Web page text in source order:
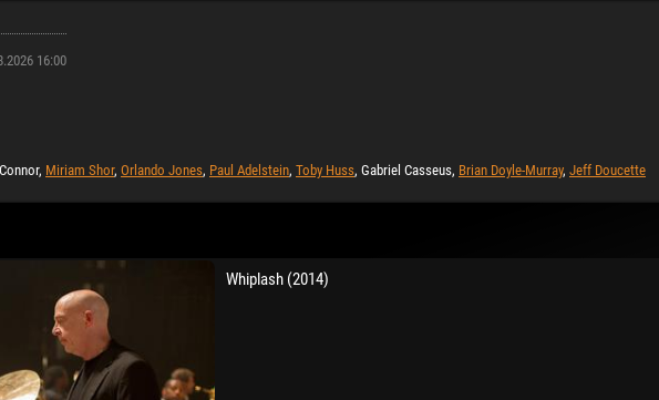
16:00
Miriam Shor, Orlando Jones, Paul Adelstein, Toby Huss, Gabriel Casseus, Brian Doyle-Murray, Jeff Doucette
Whiplash (2014)